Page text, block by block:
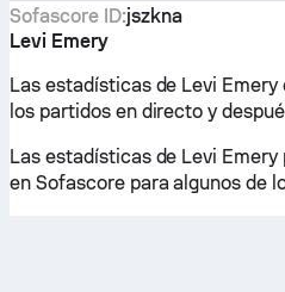
Sofascore ID:jszkna
Levi Emery
Las estadísticas de Levi
los partidos en directo y
Las estadísticas de Levi
en Sofascore para algunos de